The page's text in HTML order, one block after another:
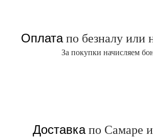
Оплатапо безналу или
За покупки начисляем
Доставкапо Самаре и